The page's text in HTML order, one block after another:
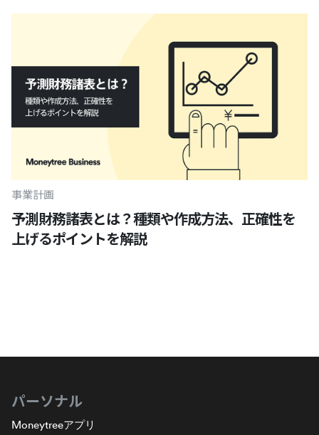
事業計画
予測財務諸表とは？種類や作成方法、正確性を
上げるポイントを解説
パーソナル
Moneytreeアプリ